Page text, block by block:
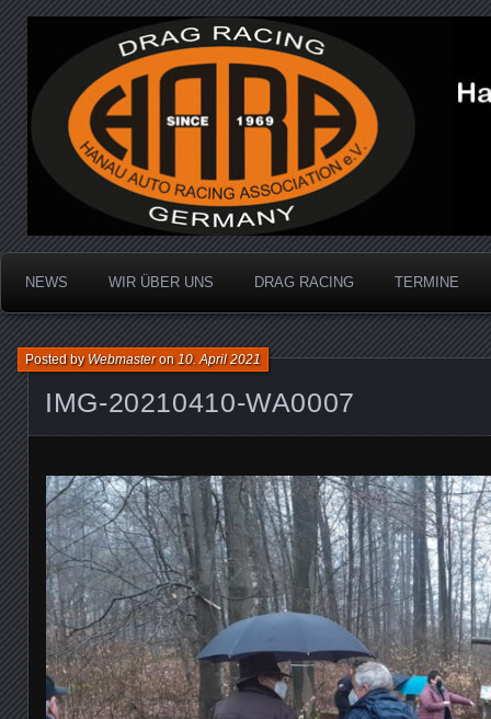
Hanau Auto Racing
Dragracing auf der 1/4 Meile
NEWS WIR ÜBER UNS DRAG RACING TERMINE
IMG-20210410-WA0007
Posted byWebmasteron10. April 2021